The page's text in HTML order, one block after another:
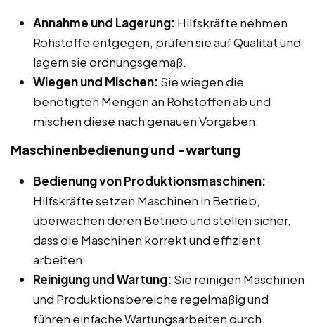
Annahme und Lagerung: Hilfskräfte nehmen
Rohstoffe entgegen, prüfen sie auf Qualität und
lagern sie ordnungsgemäß.
Wiegen und Mischen: Sie wiegen die
benötigten Mengen an Rohstoffen ab und
mischen diese nach genauen Vorgaben.
Maschinenbedienung und -wartung
Bedienung von Produktionsmaschinen:
Hilfskräfte setzen Maschinen in Betrieb,
überwachen deren Betrieb und stellen sicher,
dass die Maschinen korrekt und effizient
arbeiten.
Reinigung und Wartung: Sie reinigen Maschinen
und Produktionsbereiche regelmäßig und
führen einfache Wartungsarbeiten durch.